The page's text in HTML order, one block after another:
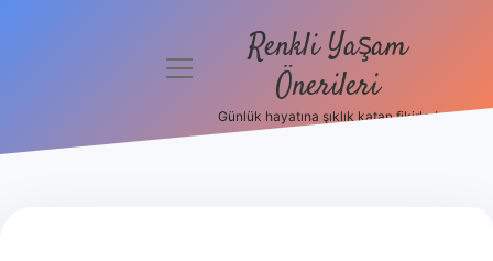
menüyü
Renkli Yaşam
Önerileri
Günlük hayatına şıklık katan fikirler!